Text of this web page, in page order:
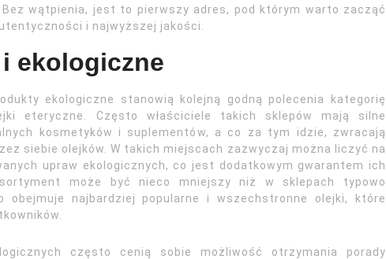
Bez wątpienia, jest to pierwszy adres, pod którym warto zacząć
i najwyższej jakości.
ekologiczne
ekologiczne stanowią kolejną godną polecenia kategorię
eteryczne. Często właściciele takich sklepów mają silne
kosmetyków i suplementów, a co za tym idzie, zwracają
siebie olejków. W takich miejscach zazwyczaj można liczyć na
upraw ekologicznych, co jest dodatkowym gwarantem ich
może być nieco mniejszy niż w sklepach typowo
obejmuje najbardziej popularne i wszechstronne olejki, które
często cenią sobie możliwość otrzymania porady